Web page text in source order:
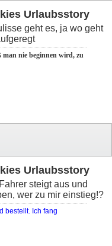
Urlaubsstory
geht es, ja wo geht
nie beginnen wird, zu
Urlaubsstory
steigt aus und
wer zu mir einstieg!?
bestellt. Ich fang